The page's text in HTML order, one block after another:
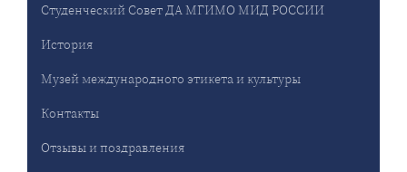
Студенческий Совет ДА МГИМО МИД РОССИИ
История
Музей международного этикета и культуры
Контакты
Отзывы и поздравления